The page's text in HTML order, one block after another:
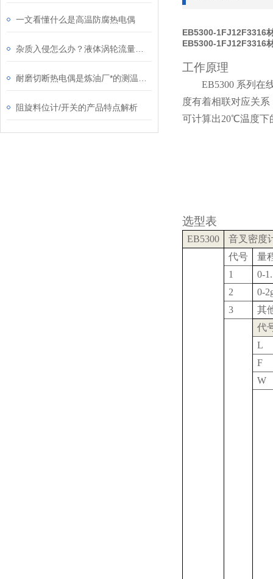
一文看懂什么是高温防腐热电偶
阻旋料位计/开关的产品特点解析
EB5300-1FJ12F3316
EB5300-1FJ12F3316
工作原理
EB5300 系列在
度有着相联对应关
可计算出20℃温度下
选型表
EB5300
音叉密度
代号
量
1
0-
2
0-
3
其
代
L
F
W